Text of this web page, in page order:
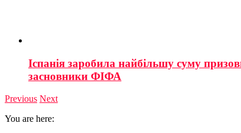
Іспанія заробила найбільшу суму
засновники ФІФА
Previous Next
You are here: